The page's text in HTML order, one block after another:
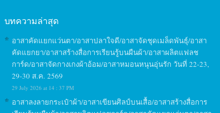
บทความล่าสุด
อาสาคัดแยกแว่นตา/อาสาปลาใจดี/อาสาจัดชุดเมล็ดพันธุ์/อาสา
คัดแยกยา/อาสาสร้างสื่อการเรียนรู้บนผืนผ้า/อาสาผลิตแฟลช
การ์ด/อาสาจัดกางเกงผ้าอ้อม/อาสาหมอนหนุนอุ่นรัก วันที่ 22-23,
29-30 ส.ค. 2569
29 July 2026 at 14 : 37 PM
อาสาลงลายกระเป๋าผ้า/อาสาเขียนศิลป์บนเสื้อ/อาสาสร้างสื่อการ